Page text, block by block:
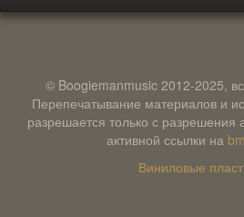
© Boogiemanmusic 2012-2025,
Перепечатывание материалов и
разрешается только с разрешения
активной ссылки на
Виниловые